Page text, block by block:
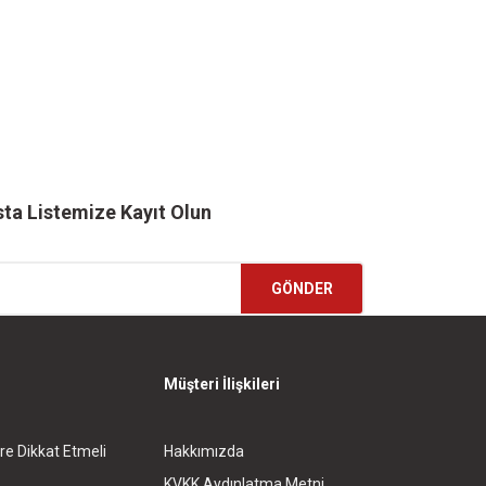
Listemize Kayıt Olun
GÖNDER
Dikkat Etmeli
Müşteri İlişkileri
Hakkımızda